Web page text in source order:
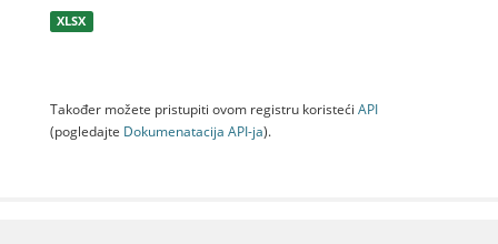
XLSX
Također možete pristupiti ovom registru koristeći API
(pogledajte Dokumenаtаcijа API-jа).